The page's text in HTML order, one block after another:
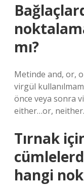
mı?
Metinde and, or,
virgül
önce veya sonra
either…or,
Tırnak
hangi